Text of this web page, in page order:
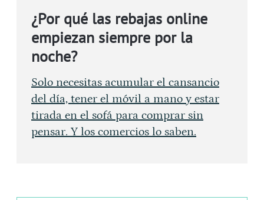
¿Por qué las rebajas online
empiezan siempre por la
noche?
Solo necesitas acumular el cansancio
del día, tener el móvil a mano y estar
tirada en el sofá para comprar sin
pensar. Y los comercios lo saben.